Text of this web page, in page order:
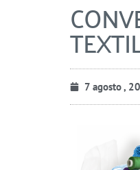
7 agosto ,